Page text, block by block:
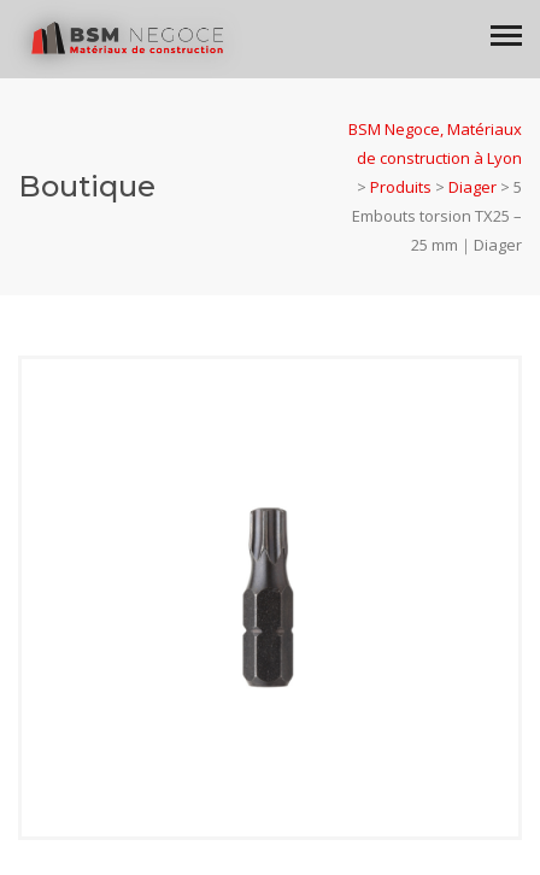
Boutique
BSM Negoce, Matériaux
de construction à Lyon
> Produits > Diager > 5
Embouts torsion TX25 –
25 mm｜Diager